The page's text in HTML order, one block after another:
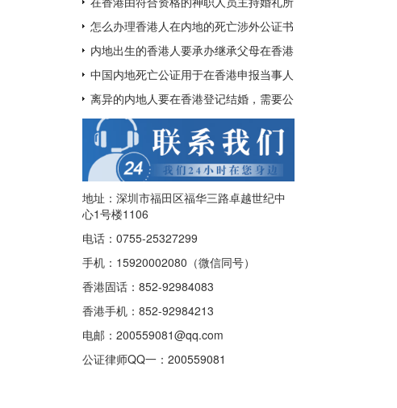
得的结婚证书怎么才能得到内地的认可
呢？
怎么办理香港人在内地的死亡涉外公证书
用于配偶在香港再婚？
内地出生的香港人要承办继承父母在香港
的遗产如何办理中国出生公证及认证呢？
中国内地死亡公证用于在香港申报当事人
已经去世及申请注销其香港身份证
离异的内地人要在香港登记结婚，需要公
证香港离婚绝对判令吗？
地址：深圳市福田区福华三路卓越世纪中
心1号楼1106
电话：0755-25327299
手机：15920002080（微信同号）
香港固话：852-92984083
香港手机：852-92984213
电邮：200559081@qq.com
公证律师QQ一： 200559081